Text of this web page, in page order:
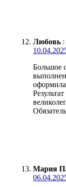
Любовь :
Большое
оформила
Мария